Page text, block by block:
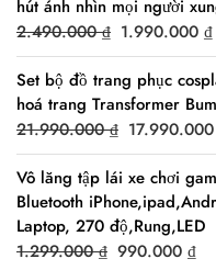
3.499.000 ₫.
hút ánh nhìn mọi người
2.490.000₫ Original
price
was:
2.490.000 ₫.
1.990.000 ₫
Set bộ đồ trang phục
hoá trang Transformer
21.990.000₫ Original
price
was:
21.990.000
17.990.000
Vô lăng tập lái xe chơi
Bluetooth
Laptop, 270 độ,Rung,LED
1.299.000₫ Original
990.000 ₫